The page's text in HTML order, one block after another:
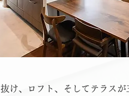
け、ロフト、そしてテラス